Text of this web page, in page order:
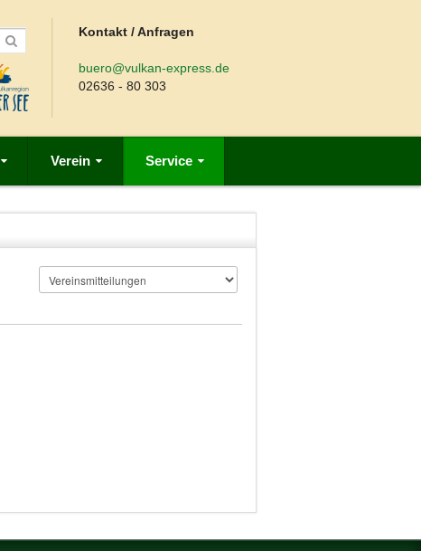
Kontakt / Anfragen
buero@vulkan-express.de
02636 - 80 303
Verein Service